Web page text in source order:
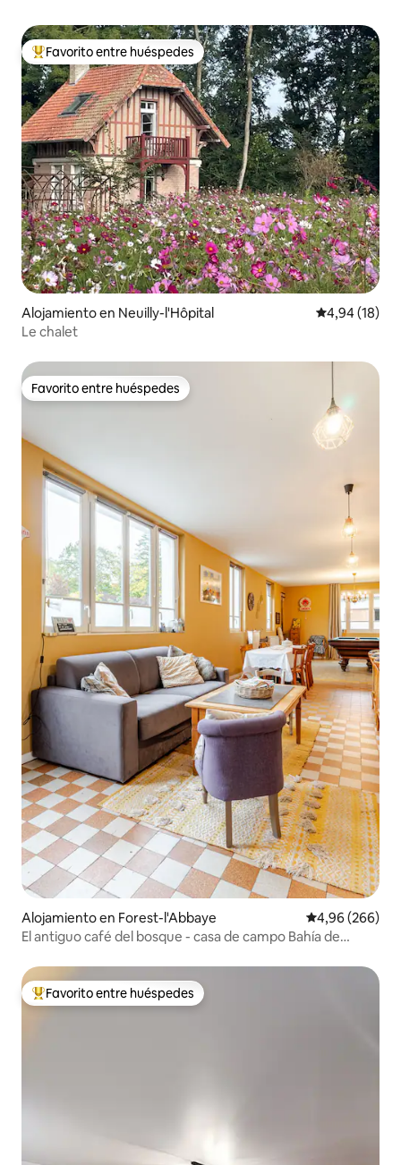
Favorito entre los huéspedes más destacados
Favorito entre huéspedes
Alojamiento en Neuilly-l'Hôpital Calificación
4,94 (18)
Le chalet
Favorito entre huéspedes
Favorito entre huéspedes
Alojamiento en Forest-l'Abbaye Calificación
4,96 (266)
El antiguo café del bosque - casa de campo Bahía de
Favorito entre los huéspedes más destacados
Favorito entre huéspedes